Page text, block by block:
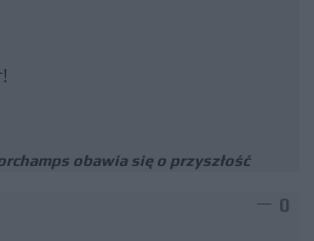
obawia się o przyszłość
0